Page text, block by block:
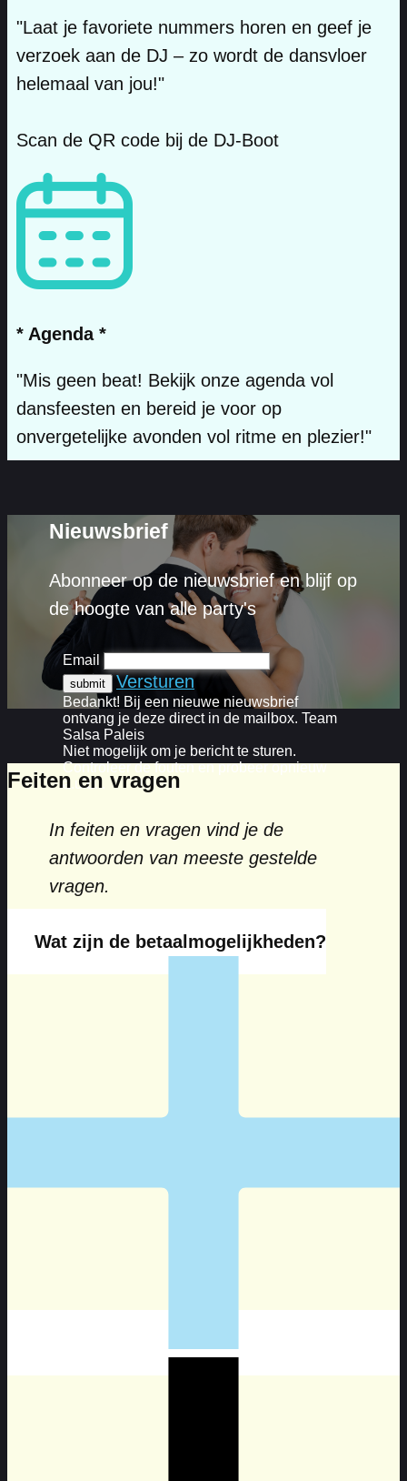
"Laat je favoriete nummers horen en geef je
verzoek aan de DJ – zo wordt de dansvloer
helemaal van jou!"
Scan de QR code bij de DJ-Boot
* Agenda *
"Mis geen beat! Bekijk onze agenda vol
dansfeesten en bereid je voor op
onvergetelijke avonden vol ritme en plezier!"
Nieuwsbrief
Abonneer op de nieuwsbrief en blijf op
de hoogte van alle party's
Email
Versturen
Bedankt! Bij een nieuwe nieuwsbrief
ontvang je deze direct in de mailbox. Team
Salsa Paleis
Niet mogelijk om je bericht te sturen.
Controleer de fouten en probeer opnieuw
a.u.b. .
Feiten en vragen
In feiten en vragen vind je de
antwoorden van meeste gestelde
vragen.
Wat zijn de betaalmogelijkheden?